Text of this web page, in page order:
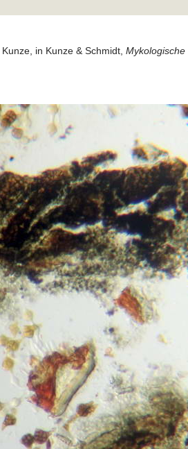
Kunze, in Kunze & Schmidt, Mykologische